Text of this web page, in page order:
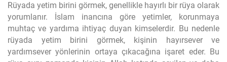
Rüyada yetim birini görmek, genellikle hayırlı bir rüya olarak
yorumlanır. İslam inancına göre yetimler, korunmaya
muhtaç ve yardıma ihtiyaç duyan kimselerdir. Bu nedenle
rüyada yetim birini görmek, kişinin hayırsever ve
yardımsever yönlerinin ortaya çıkacağına işaret eder. Bu